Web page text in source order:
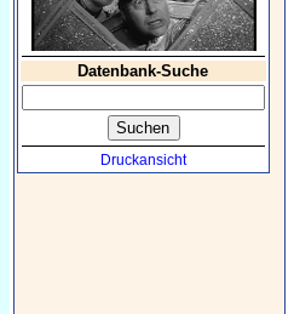
Datenbank-Suche
Druckansicht